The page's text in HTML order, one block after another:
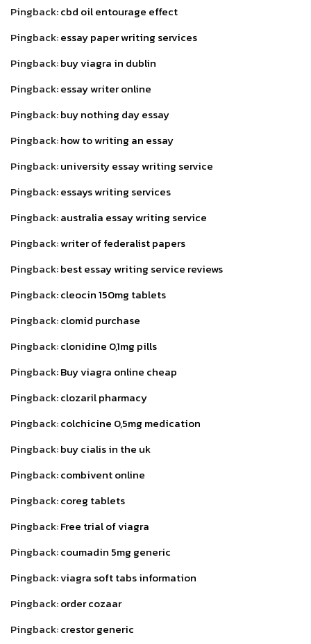
Pingback:cbd oil entourage effect
Pingback:essay paper writing services
Pingback:buy viagra in dublin
Pingback:essay writer online
Pingback:buy nothing day essay
Pingback:how to writing an essay
Pingback:university essay writing service
Pingback:essays writing services
Pingback:australia essay writing service
Pingback:writer of federalist papers
Pingback:best essay writing service reviews
Pingback:cleocin 150mg tablets
Pingback:clomid purchase
Pingback:clonidine 0,1mg pills
Pingback:Buy viagra online cheap
Pingback:clozaril pharmacy
Pingback:colchicine 0,5mg medication
Pingback:buy cialis in the uk
Pingback:combivent online
Pingback:coreg tablets
Pingback:Free trial of viagra
Pingback:coumadin 5mg generic
Pingback:viagra soft tabs information
Pingback:order cozaar
Pingback:crestor generic